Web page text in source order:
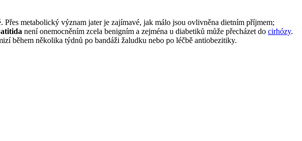
metabolický význam jater je zajímavé, jak málo jsou ovlivněna dietním příjmem;
není onemocněním zcela benigním a zejména u diabetiků může přecházet do cirhózy.
během několika týdnů po bandáži žaludku nebo po léčbě antiobezitiky.